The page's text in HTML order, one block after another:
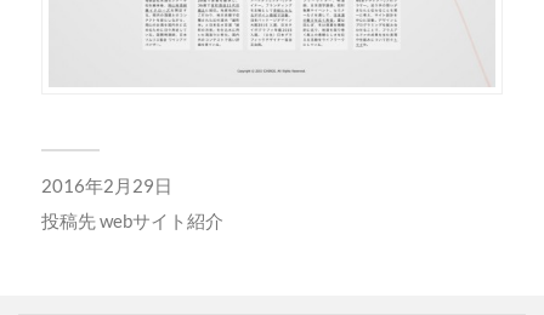
2016年2月29日
投稿先webサイト紹介